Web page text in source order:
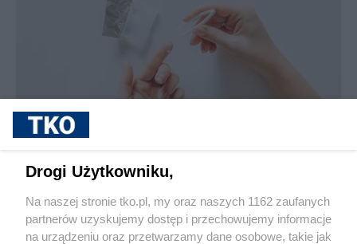
Jak rozpoznać, że soczewki kontaktowe są
Pokaż więcej
Drogi Użytkowniku,
Na naszej stronie tko.pl, my oraz naszych 1162 zaufanych
partnerów uzyskujemy dostęp i przechowujemy informacje
na urządzeniu oraz przetwarzamy dane osobowe, takie jak